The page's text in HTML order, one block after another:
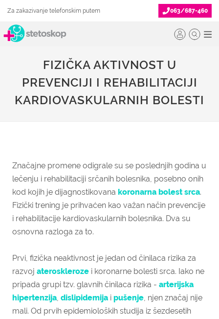
Za zakazivanje telefonskim putem 063/687-460
FIZIČKA AKTIVNOST U
PREVENCIJI I REHABILITACIJI
KARDIOVASKULARNIH BOLESTI
Značajne promene odigrale su se poslednjih godina u
lečenju i rehabilitaciji srčanih bolesnika, posebno onih
kod kojih je dijagnostikovana koronarna bolest srca.
Fizički trening je prihvaćen kao važan način prevencije
i rehabilitacije kardiovaskularnih bolesnika. Dva su
osnovna razloga za to.
Prvi, fizička neaktivnost je jedan od činilaca rizika za
razvoj ateroskleroze i koronarne bolesti srca. Iako ne
pripada grupi tzv. glavnih činilaca rizika - arterijska
hipertenzija, dislipidemija i pušenje, njen značaj nije
mali. Od prvih epidemioloških studija iz šezdesetih